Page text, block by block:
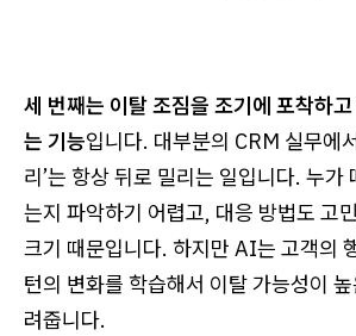
세 번째는 이탈 조짐을 조기에 포착하
는 기능입니다. 대부분의 CRM 실무에
리’는 항상 뒤로 밀리는 일입니다. 누가
는지 파악하기 어렵고, 대응 방법도 고
크기 때문입니다. 하지만 AI는 고객의
턴의 변화를 학습해서 이탈 가능성이
려줍니다.